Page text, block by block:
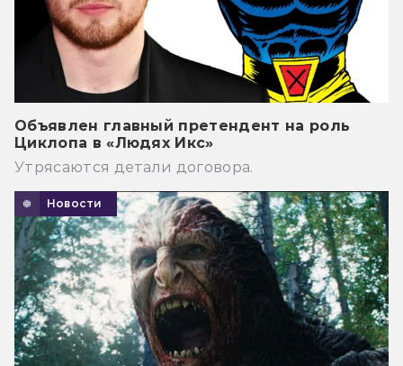
Объявлен главный претендент на роль
Циклопа в «Людях Икс»
Утрясаются детали договора.
Новости